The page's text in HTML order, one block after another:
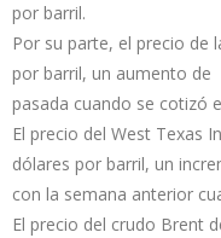
por barril.
Por su parte, el precio de
por barril, un aumento de
pasada cuando se cotizó
El precio del West Texas
dólares por barril, un
con la semana anterior
El precio del crudo Brent